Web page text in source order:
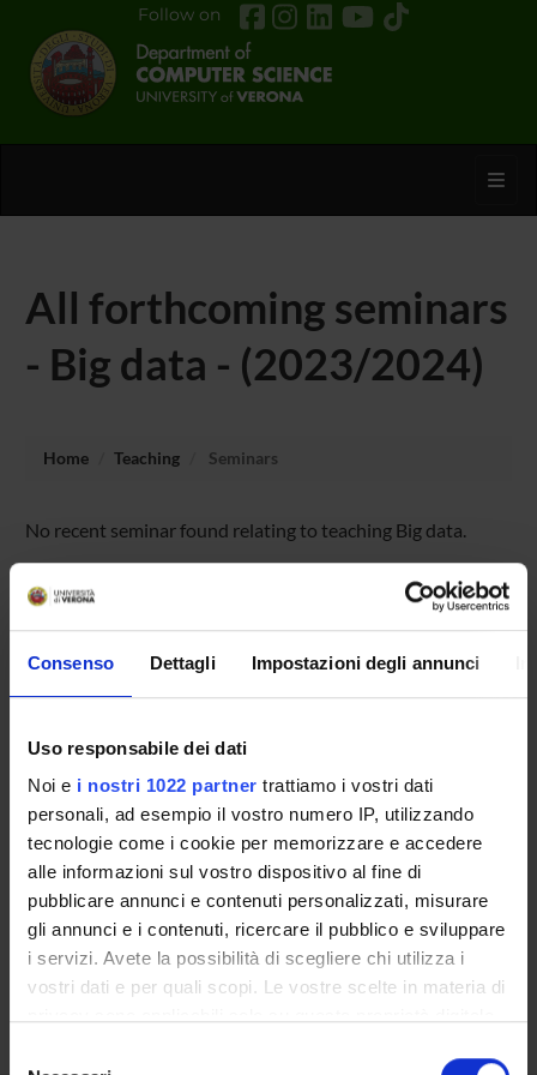
Consenso Dettagli Impostazioni degli annunci
Uso responsabile dei dati
Noi e i nostri 1022 partner trattiamo i vostri dati
personali, ad esempio il vostro numero IP, utilizzando
tecnologie come i cookie per memorizzare e accedere
alle informazioni sul vostro dispositivo al fine di
pubblicare annunci e contenuti personalizzati, misurare
gli annunci e i contenuti, ricercare il pubblico e sviluppare
i servizi. Avete la possibilità di scegliere chi utilizza i
vostri dati e per quali scopi. Le vostre scelte in materia di
Follow on
All forthcoming seminars
- Big data - (2023/2024)
Home Teaching Seminars
No recent seminar found relating to teaching Big data.
STUDYING
PHD PROGRAMMES AND POSTGRADUATE
TRAINING
Contacts
People
Places
Calendar